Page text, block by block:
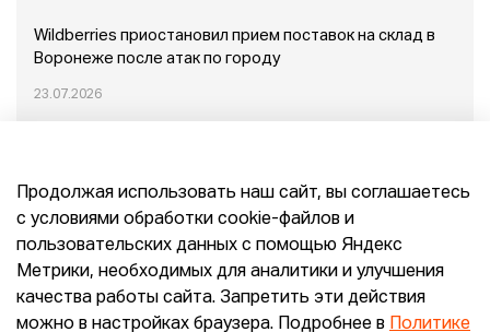
Wildberries приостановил прием поставок на склад в
Воронеже после атак по городу
23.07.2026
Конец эпохи маркетплейсов: прогнозы сооснователя
Mr.Doors Максима Валецкого
26.06.2026
Продолжая использовать наш сайт, вы соглашаетесь
с условиями обработки cookie-файлов и
пользовательских данных с помощью Яндекс
Метрики, необходимых для аналитики и улучшения
качества работы сайта. Запретить эти действия
можно в настройках браузера. Подробнее в
Политике